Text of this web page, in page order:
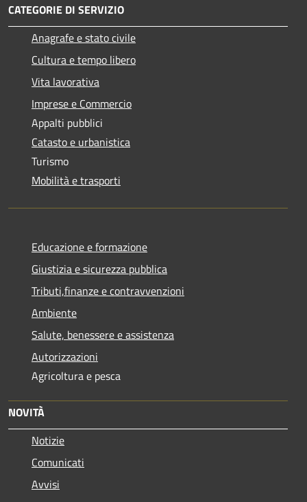
CATEGORIE DI SERVIZIO
Anagrafe e stato civile
Cultura e tempo libero
Vita lavorativa
Imprese e Commercio
Appalti pubblici
Catasto e urbanistica
Turismo
Mobilità e trasporti
Educazione e formazione
Giustizia e sicurezza pubblica
Tributi,finanze e contravvenzioni
Ambiente
Salute, benessere e assistenza
Autorizzazioni
Agricoltura e pesca
NOVITÀ
Notizie
Comunicati
Avvisi